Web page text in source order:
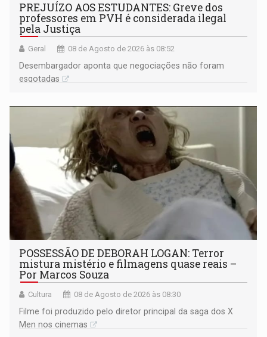
PREJUÍZO AOS ESTUDANTES: Greve dos
professores em PVH é considerada ilegal
pela Justiça
Geral 08 de Agosto de 2026 às 08:52
Desembargador aponta que negociações não foram
esgotadas
POSSESSÃO DE DEBORAH LOGAN: Terror
mistura mistério e filmagens quase reais –
Por Marcos Souza
Cultura 08 de Agosto de 2026 às 08:30
Filme foi produzido pelo diretor principal da saga dos X
Men nos cinemas